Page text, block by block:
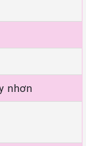
nhơn